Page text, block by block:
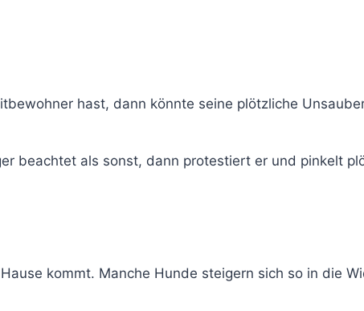
hast, dann könnte seine plötzliche
beachtet als sonst, dann protestiert er und pinkelt
kommt. Manche Hunde steigern sich so in die